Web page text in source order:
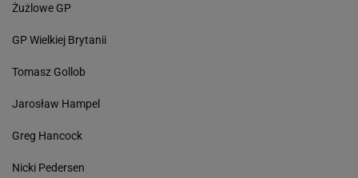
Żużlowe GP
GP Wielkiej Brytanii
Tomasz Gollob
Jarosław Hampel
Greg Hancock
Nicki Pedersen